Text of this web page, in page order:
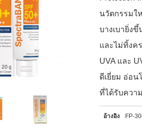
นวัตกรรมใ
บางเบายิ่ง
และไม่ทิ้งค
UVA และ
ดีเยี่ยม อ่อน
ที่ได้รับควา
อ้างอิง FP-